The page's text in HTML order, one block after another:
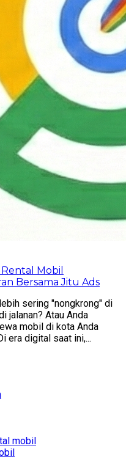
Mobil
Bersama Jitu Ads
sering "nongkrong" di
jalanan? Atau Anda
mobil di kota Anda
era digital saat ini,...
mobil